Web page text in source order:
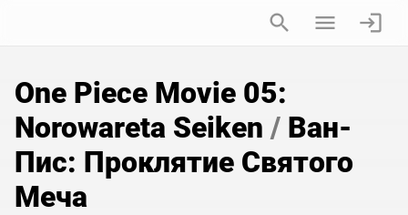
One Piece Movie 05:
Norowareta Seiken / Ван-
Пис: Проклятие Святого
Меча